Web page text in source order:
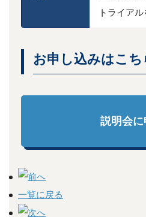
トライア
お申し込みはこち
説明会
一覧に戻る